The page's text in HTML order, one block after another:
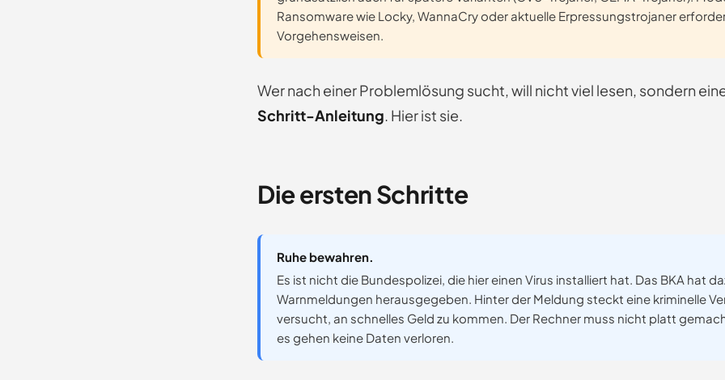
Ransomware wie Locky, WannaCry oder aktuelle Erpressungstrojaner
Vorgehensweisen.
Wer nach einer Problemlösung sucht, will nicht viel lesen, sondern
Schritt-Anleitung. Hier ist sie.
Die ersten Schritte
Ruhe bewahren.
Es ist nicht die Bundespolizei, die hier einen Virus installiert hat. Das BKA hat
Warnmeldungen herausgegeben. Hinter der Meldung steckt eine kriminelle
versucht, an schnelles Geld zu kommen. Der Rechner muss nicht platt
es gehen keine Daten verloren.